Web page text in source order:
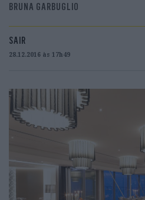
BRUNA GARBUGLIO
SAIR
28.12.2016 às 17h49